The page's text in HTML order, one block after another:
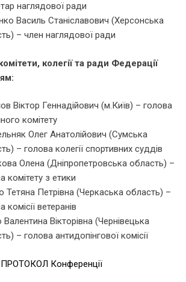
наглядової ради
Василь Станіславович (Херсонська
– член наглядової ради
колегії та ради Федерації
Віктор Геннадійович (м.Київ) – голова
комітету
Олег Анатолійович (Сумська
– голова колегії спортивних суддів
Олена (Дніпропетровська область) –
комітету з етики
Тетяна Петрівна (Черкаська область) –
комісії ветеранів
Вікторівна (Чернівецька
– голова антидопінгової комісії
ПРОТОКОЛ Конференції